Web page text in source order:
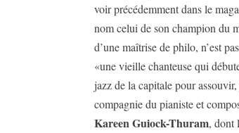
voir précédemment dans le
nom celui de son champion du
d’une maîtrise de philo, n’est
«une vieille chanteuse qui
jazz de la capitale pour
compagnie du pianiste et
Kareen Guiock-Thuram, dont